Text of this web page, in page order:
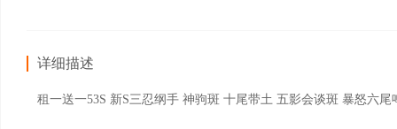
详细描述
租一送一53S 新S三忍纲手 神驹斑 十尾带土 五影会谈斑 暴怒六